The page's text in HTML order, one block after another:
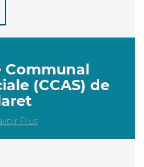
Communal
(CCAS) de
Plus